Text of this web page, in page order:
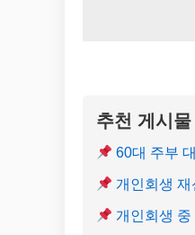
추천 게시물
60대 주부
개인회생 재
개인회생